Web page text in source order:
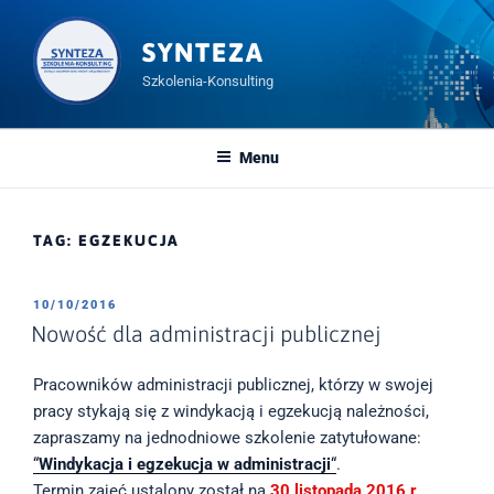
Przeskocz
treści
SYNTEZA
Szkolenia-Konsulting
Menu
TAG: EGZEKUCJA
OPUBLIKOWANE
W
10/10/2016
Nowość dla administracji publicznej
Pracowników administracji publicznej, którzy w swojej
pracy stykają się z windykacją i egzekucją należności,
zapraszamy na jednodniowe szkolenie zatytułowane:
“Windykacja i egzekucja w administracji“.